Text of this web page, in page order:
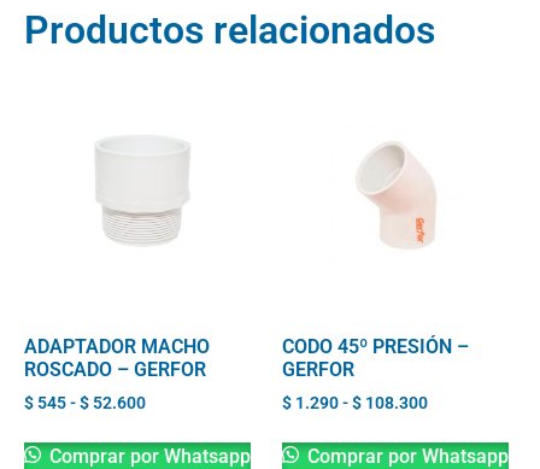
Productos relacionados
ADAPTADOR MACHO
ROSCADO – GERFOR
$ 545-$ 52.600
Comprar por Whatsapp
CODO 45º PRESIÓN –
GERFOR
$ 1.290-$ 108.300
Comprar por Whatsapp